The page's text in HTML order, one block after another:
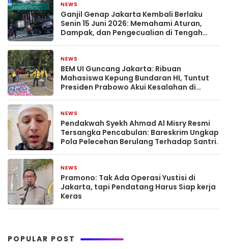
NEWS
Ganjil Genap Jakarta Kembali Berlaku
Senin 15 Juni 2026: Memahami Aturan,
Dampak, dan Pengecualian di Tengah
NEWS
BEM UI Guncang Jakarta: Ribuan
Mahasiswa Kepung Bundaran HI, Tuntut
Presiden Prabowo Akui Kesalahan di
NEWS
Pendakwah Syekh Ahmad Al Misry Resmi
Tersangka Pencabulan: Bareskrim Ungkap
Pola Pelecehan Berulang Terhadap Santri.
NEWS
Pramono: Tak Ada Operasi Yustisi di
Jakarta, tapi Pendatang Harus Siap kerja
Keras
POPULAR POST